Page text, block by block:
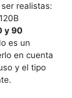
realistas:
y 90
es un
en cuenta
y el tipo